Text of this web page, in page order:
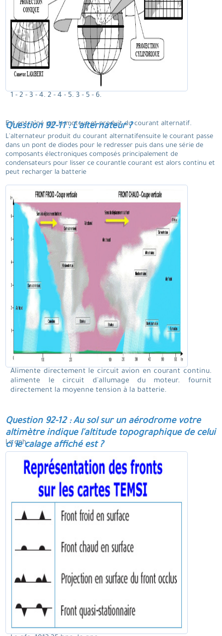
1 - 2 - 3 - 4. 2 - 4 - 5. 3 - 5 - 6.
Question 92-11 : L'alternateur ?
Est entraîné par le moteur et produit du courant alternatif.
L'alternateur produit du courant alternatifensuite le courant passe
dans un pont de diodes pour le redresser puis dans une série de
composants électroniques composés principalement de
condensateurs pour lisser ce courantle courant est alors continu et
peut recharger la batterie
Alimente directement le circuit avion en courant continu.
alimente le circuit d'allumage du moteur. fournit
directement la moyenne tension à la batterie.
Question 92-12 : Au sol sur un aérodrome votre
altimètre indique l'altitude topographique de celui
ci le calage affiché est ?
Le qnh.